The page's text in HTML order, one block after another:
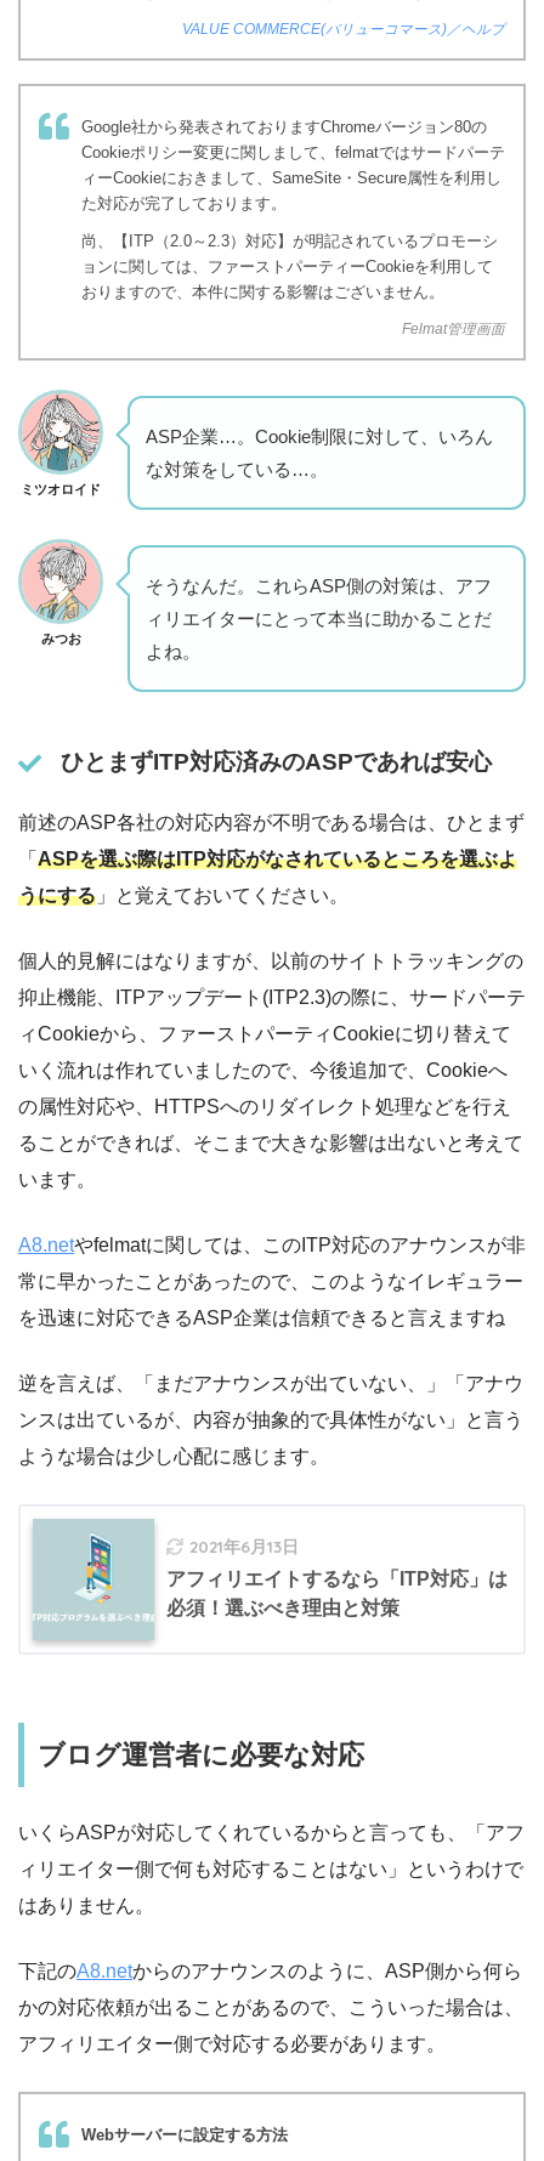
VALUE COMMERCE(バリューコマース)／ヘルプ
Google社から発表されておりますChromeバージョン80の
Cookieポリシー変更に関しまして、felmatではサードパーテ
ィーCookieにおきまして、SameSite・Secure属性を利用し
た対応が完了しております。
尚、【ITP（2.0～2.3）対応】が明記されているプロモーシ
ョンに関しては、ファーストパーティーCookieを利用して
おりますので、本件に関する影響はございません。
Felmat管理画面
ミツオロイド
ASP企業…。Cookie制限に対して、いろん
な対策をしている…。
みつお
そうなんだ。これらASP側の対策は、アフ
ィリエイターにとって本当に助かることだ
よね。
ひとまずITP対応済みのASPであれば安心
前述のASP各社の対応内容が不明である場合は、ひとまず
「 ASPを選ぶ際はITP対応がなされているところを選ぶよ
うにする 」と覚えておいてください。
個人的見解にはなりますが、以前のサイトトラッキングの
抑止機能、ITPアップデート(ITP2.3)の際に、サードパーテ
ィCookieから、ファーストパーティCookieに切り替えて
いく流れは作れていましたので、今後追加で、Cookieへ
の属性対応や、HTTPSへのリダイレクト処理などを行え
ることができれば、そこまで大きな影響は出ないと考えて
います。
A8.netやfelmatに関しては、このITP対応のアナウンスが非
常に早かったことがあったので、このようなイレギュラー
を迅速に対応できるASP企業は信頼できると言えますね
逆を言えば、「まだアナウンスが出ていない、」「アナウ
ンスは出ているが、内容が抽象的で具体性がない」と言う
ような場合は少し心配に感じます。
2021年6月13日
アフィリエイトするなら「ITP対応」は
必須！選ぶべき理由と対策
ブログ運営者に必要な対応
いくらASPが対応してくれているからと言っても、「アフ
ィリエイター側で何も対応することはない」というわけで
はありません。
下記のA8.netからのアナウンスのように、ASP側から何ら
かの対応依頼が出ることがあるので、こういった場合は、
アフィリエイター側で対応する必要があります。
Webサーバーに設定する方法